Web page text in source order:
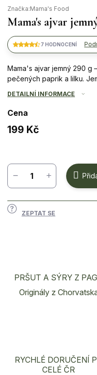
Značka:Mama's Food
Mama's ajvar
7 HODNOCENÍ
Mama's ajvar jemný 290 g
pečených paprik a lilku.
DETAILNÍ INFORMACE
Cena
199 Kč
ZEPTAT SE
PRŠUT A SÝRY Z
Originály z
RYCHLÉ DORUČENÍ
CELÉ ČR